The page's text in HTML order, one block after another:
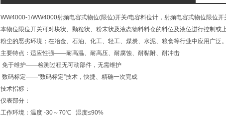
WW4000-1/WW4000射频电容式物位(限位)开关/电容料位计，射频电容式物位限位开
本物位限位开关可对块状、颗粒状、粉末状及液态物料料仓的料位及液位进行控制或
粉尘的恶劣环境；在冶金、石油、化工、轻工、煤炭、水泥、粮食等行业中应用广泛
主要特点：适应性强——耐高温、耐高压、耐腐蚀、耐黏附、耐冲击
免于维护——检测过程无可动部件，无需维护
数码标定——“数码标定”技术，快捷、精确一次完成
技术指标：
仪表部分：
工作环境：温度 -30～70℃ 湿度≤90%